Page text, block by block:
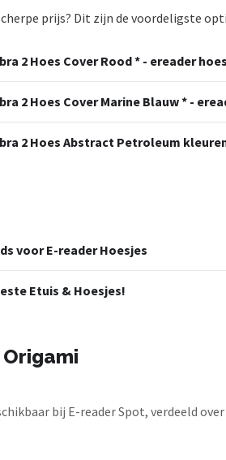
prijs? Dit zijn de voordeligste
2 Hoes Cover Rood * - ereader
2 Hoes Cover Marine Blauw * -
2 Hoes Abstract Petroleum
voor E-reader Hoesjes
Etuis & Hoesjes!
bij E-reader Spot, verdeeld